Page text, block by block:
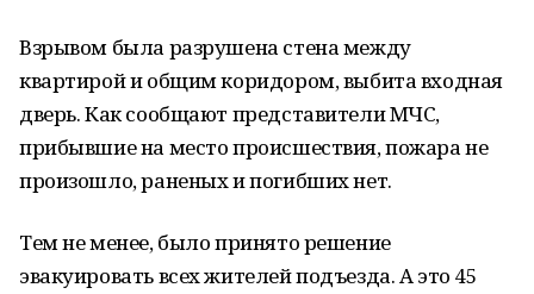
Взрывом была разрушена стена между
квартирой и общим коридором, выбита входная
дверь. Как сообщают представители МЧС,
прибывшие на место происшествия, пожара не
произошло, раненых и погибших нет.
Тем не менее, было принято решение
эвакуировать всех жителей подъезда. А это 45